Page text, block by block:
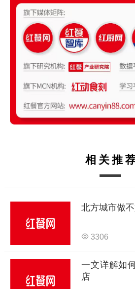
相关推
北方城市做
3306
一文详解如
店